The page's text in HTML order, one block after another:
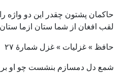
حاکمان پشتون چقدر اين دو واژه
لقب افغان از شما ستان ازما
حافظ » غزلیات » غزل شمارهٔ ۲۷
شمع دل دمسازم بنشست چو او